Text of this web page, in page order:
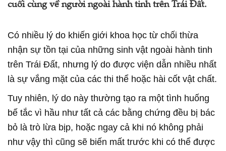
cuối cùng về người ngoài hành tinh trên Trái Đất.
Có nhiều lý do khiến giới khoa học từ chối thừa
nhận sự tồn tại của những sinh vật ngoài hành tinh
trên Trái Đất, nhưng lý do được viện dẫn nhiều nhất
là sự vắng mặt của các thi thể hoặc hài cốt vật chất.
Tuy nhiên, lý do này thường tạo ra một tình huống
bế tắc vì hầu như tất cả các bằng chứng đều bị bác
bỏ là trò lừa bịp, hoặc ngay cả khi nó không phải
như vậy thì cũng sẽ biến mất trước khi có thể được